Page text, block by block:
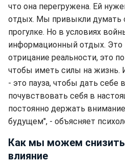
что она перегружена. Ей
отдых. Мы привыкли думать
прогулке. Но в условиях
информационный отдых. Это
отрицание реальности, это
чтобы иметь силы на
- это пауза, чтобы дать себе
почувствовать себя в
постоянно держать
будущем", - объясняет
Как мы можем снизить
влияние